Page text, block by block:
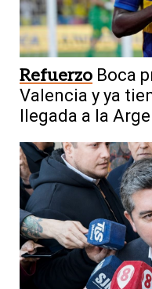
Refuerzo Boca
Valencia y ya
llegada a la